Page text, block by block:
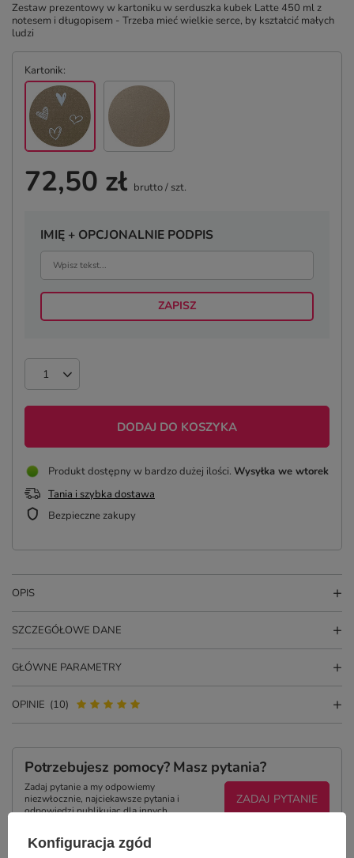
Zestaw prezentowy w kartoniku w serduszka kubek Latte 450 ml z
notesem i długopisem - Trzeba mieć wielkie serce, by kształcić małych
ludzi
Kartonik
72,50 zł brutto/ szt.
IMIĘ + OPCJONALNIE PODPIS
ZAPISZ
DODAJ DO KOSZYKA
Produkt dostępny w bardzo dużej ilości Wysyłka we wtorek
Tania i szybka dostawa
Bezpieczne zakupy
OPIS
SZCZEGÓŁOWE DANE
GŁÓWNE PARAMETRY
OPINIE (10)
Potrzebujesz pomocy? Masz pytania?
Zadaj pytanie a my odpowiemy
niezwłocznie, najciekawsze pytania i
odpowiedzi publikując dla innych.
ZADAJ PYTANIE
Konfiguracja zgód